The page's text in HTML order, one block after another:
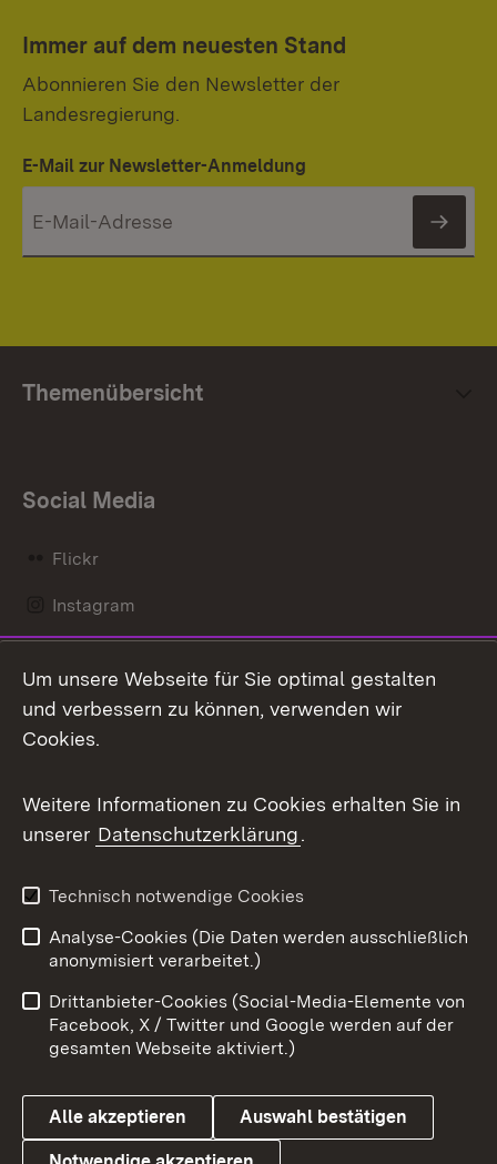
Immer auf dem neuesten Stand
Abonnieren Sie den Newsletter der
Landesregierung.
E-Mail zur Newsletter-Anmeldung
Themenübersicht
Social Media
Flickr
Instagram
Mastodon
Messenger
Social Wall
X / Twitter
Youtube
Benutzungshinweise
Barrierefreiheit
Datenschutz
Cookies
Um unsere Webseite für Sie optimal gestalten
und verbessern zu können, verwenden wir
Cookies.
Weitere Informationen zu Cookies erhalten Sie in
unserer Datenschutzerklärung.
Technisch notwendige Cookies
Analyse-Cookies (Die Daten werden ausschließlich
anonymisiert verarbeitet.)
Drittanbieter-Cookies (Social-Media-Elemente von
Facebook, X / Twitter und Google werden auf der
gesamten Webseite aktiviert.)
Alle akzeptieren Auswahl bestätigen